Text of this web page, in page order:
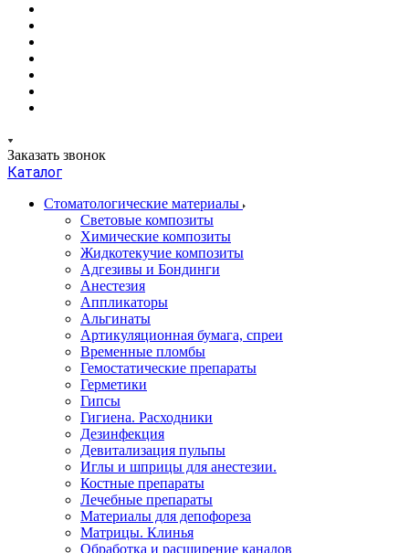
Заказать звонок
Каталог
Стоматологические материалы
Световые композиты
Химические композиты
Жидкотекучие композиты
Адгезивы и Бондинги
Анестезия
Аппликаторы
Альгинаты
Артикуляционная бумага, спреи
Временные пломбы
Гемостатические препараты
Герметики
Гипсы
Гигиена. Расходники
Дезинфекция
Девитализация пульпы
Иглы и шприцы для анестезии.
Костные препараты
Лечебные препараты
Материалы для депофореза
Матрицы. Клинья
Обработка и расширение каналов